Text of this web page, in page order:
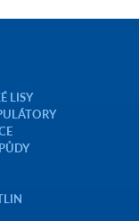
LISY